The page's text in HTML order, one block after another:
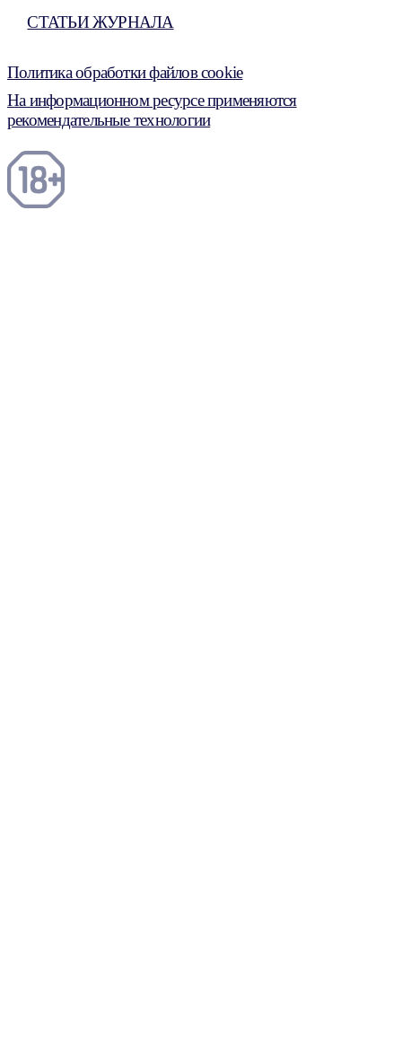
СТАТЬИ ЖУРНАЛА
Политика обработки файлов cookie
На информационном ресурсе применяются
рекомендательные технологии